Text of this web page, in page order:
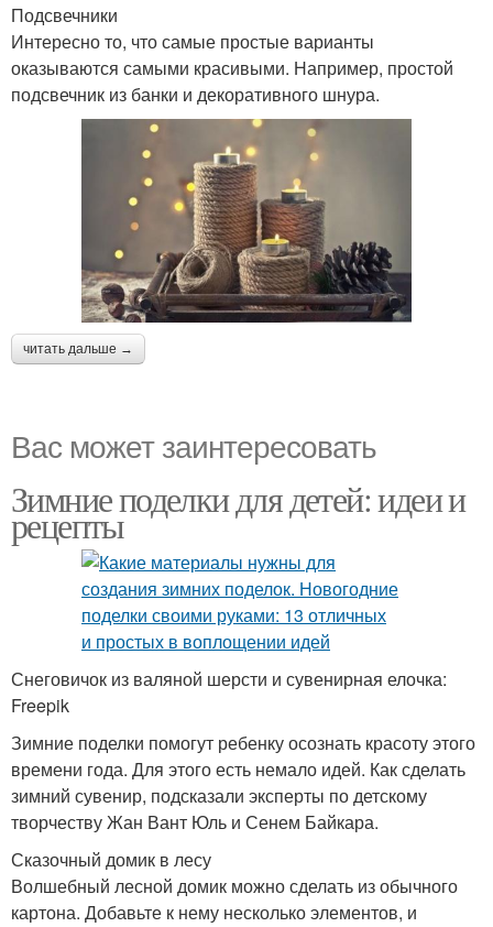
Подсвечники
Интересно то, что самые простые варианты
оказываются самыми красивыми. Например, простой
подсвечник из банки и декоративного шнура.
читать дальше →
Вас может заинтересовать
Зимние поделки для детей: идеи и
рецепты
Снеговичок из валяной шерсти и сувенирная елочка:
Freepik
Зимние поделки помогут ребенку осознать красоту этого
времени года. Для этого есть немало идей. Как сделать
зимний сувенир, подсказали эксперты по детскому
творчеству Жан Вант Юль и Сенем Байкара.
Сказочный домик в лесу
Волшебный лесной домик можно сделать из обычного
картона. Добавьте к нему несколько элементов, и